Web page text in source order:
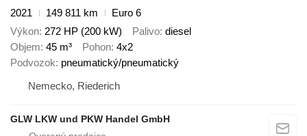
2021
149 811 km
Euro 6
Výkon 272 HP (200 kW) Palivo diesel
Objem 45 m³ Pohon 4x2
Podvozok pneumatický/pneumatický
Nemecko, Riederich
GLW LKW und PKW Handel GmbH